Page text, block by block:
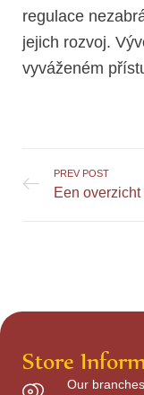
regulace
jejich rozvoj.
vyváženém
PREV POST
Store
Our